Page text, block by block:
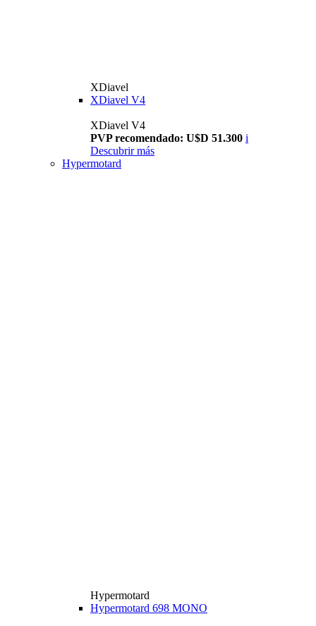
XDiavel
XDiavel V4
XDiavel V4
PVP recomendado: U$D 51.300 i
Descubrir más
Hypermotard
Hypermotard
Hypermotard 698 MONO